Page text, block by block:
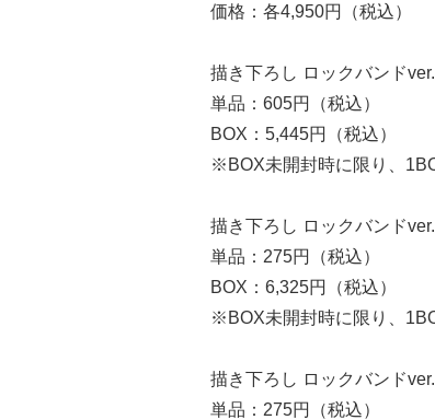
価格：各4,950円（税込）
描き下ろし ロックバンド
単品：605円（税込）
BOX：5,445円（税込）
※BOX未開封時に限り、
描き下ろし ロックバンド
単品：275円（税込）
BOX：6,325円（税込）
※BOX未開封時に限り、
描き下ろし ロックバンド
単品：275円（税込）